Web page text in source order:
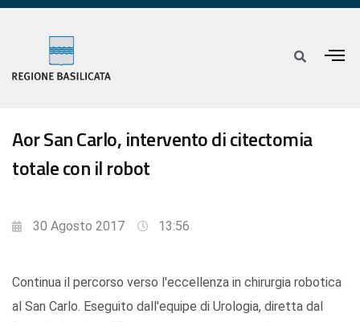
Aor San Carlo, intervento di citectomia
totale con il robot
30 Agosto 2017 13:56
Continua il percorso verso l'eccellenza in chirurgia robotica
al San Carlo. Eseguito dall'equipe di Urologia, diretta dal